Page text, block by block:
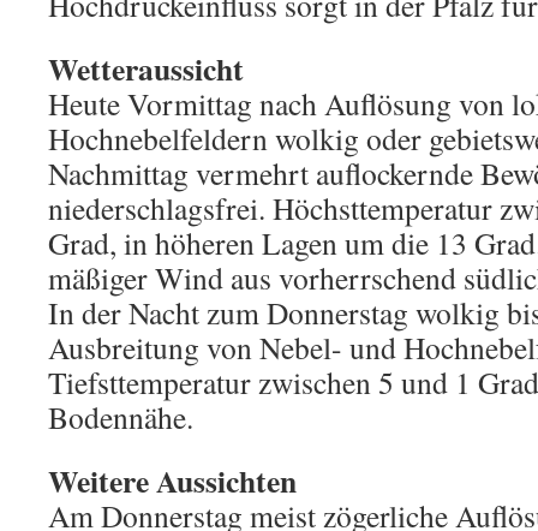
Wetteraussicht
Heute Vormittag nach Auflösung von
Hochnebelfeldern wolkig oder
Nachmittag vermehrt auflockernde
niederschlagsfrei. Höchsttemperatur
Grad, in höheren Lagen um die 13
mäßiger Wind aus vorherrschend
In der Nacht zum Donnerstag wolkig
Ausbreitung von Nebel- und
Tiefsttemperatur zwischen 5 und 1
Bodennähe.
Weitere Aussichten
Am Donnerstag meist zögerliche